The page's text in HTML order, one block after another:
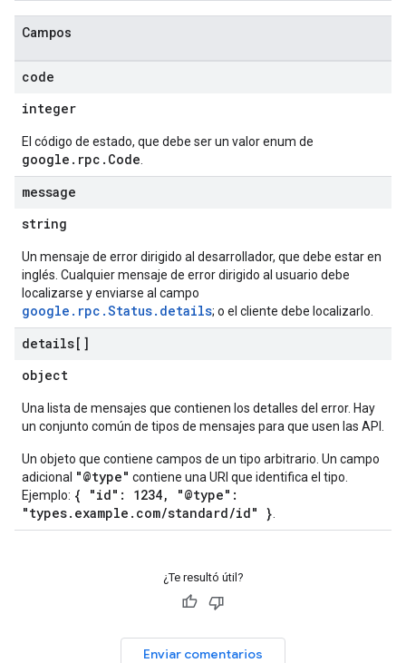
Campos
code
integer
El código de estado, que debe ser un valor enum de
google.rpc.Code
message
string
Un mensaje de error dirigido al desarrollador, que debe estar en
inglés. Cualquier mensaje de error dirigido al usuario debe
localizarse y enviarse al campo
google.rpc.Status.details; o el cliente debe localizarlo.
details[]
object
Una lista de mensajes que contienen los detalles del error. Hay
un conjunto común de tipos de mensajes para que usen las API.
Un objeto que contiene campos de un tipo arbitrario. Un campo
adicional "@type" contiene una URI que identifica el tipo.
Ejemplo: { "id": 1234, "@type":
"types.example.com/standard/id" }
¿Te resultó útil?
Enviar comentarios